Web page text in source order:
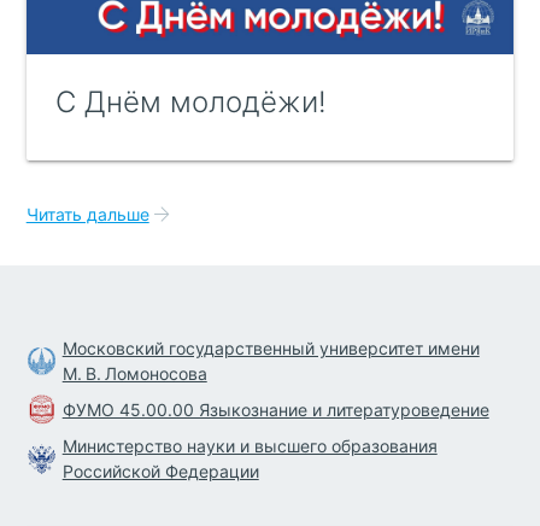
С Днём молодёжи!
Читать дальше
Московский государственный университет имени
М. В. Ломоносова
ФУМО 45.00.00 Языкознание и литературоведение
Министерство науки и высшего образования
Российской Федерации